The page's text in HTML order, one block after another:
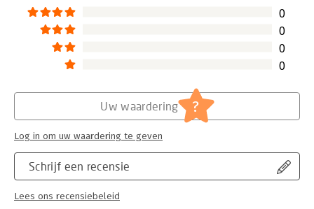
0
0
0
0
Schrijf een recensie
Lees ons recensiebeleid
Uw waardering ?
Log in om uw waardering te geven